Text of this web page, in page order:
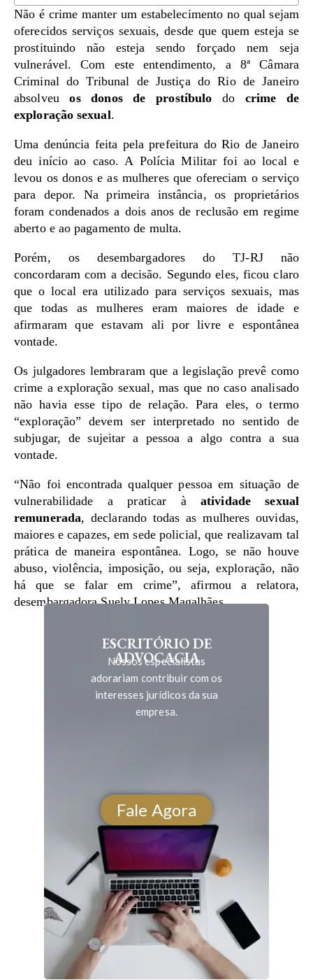
Não é crime manter um estabelecimento no qual sejam
oferecidos serviços sexuais, desde que quem esteja se
prostituindo não esteja sendo forçado nem seja
vulnerável. Com este entendimento, a 8ª Câmara
Criminal do Tribunal de Justiça do Rio de Janeiro
absolveuos donos de prostíbulo do crime de
exploração sexual.
Uma denúncia feita pela prefeitura do Rio de Janeiro
deu início ao caso. A Polícia Militar foi ao local e
levou os donos e as mulheres que ofereciam o serviço
para depor. Na primeira instância, os proprietários
foram condenados a dois anos de reclusão em regime
aberto e ao pagamento de multa.
Porém, os desembargadores do TJ-RJ não
concordaram com a decisão. Segundo eles, ficou claro
que o local era utilizado para serviços sexuais, mas
que todas as mulheres eram maiores de idade e
afirmaram que estavam ali por livre e espontânea
vontade.
Os julgadores lembraram que a legislação prevê como
crime a exploração sexual, mas que no caso analisado
não havia esse tipo de relação. Para eles, o termo
“exploração” devem ser interpretado no sentido de
subjugar, de sujeitar a pessoa a algo contra a sua
vontade.
“Não foi encontrada qualquer pessoa em situação de
vulnerabilidade a praticar àatividade sexual
remunerada, declarando todas as mulheres ouvidas,
maiores e capazes, em sede policial, que realizavam tal
prática de maneira espontânea. Logo, se não houve
abuso, violência, imposição, ou seja, exploração, não
há que se falar em crime”, afirmou a relatora,
desembargadora Suely Lopes Magalhães.
ESCRITÓRIO DE
ADVOCACIA
Nossos especialistas
adorariam contribuir com os
interesses jurídicos da sua
empresa.
Fale Agora